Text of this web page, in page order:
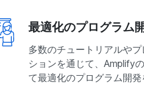
最適化のプログラム
多数のチュートリアルや
ションを通じて、Amplify
て最適化のプログラム開発